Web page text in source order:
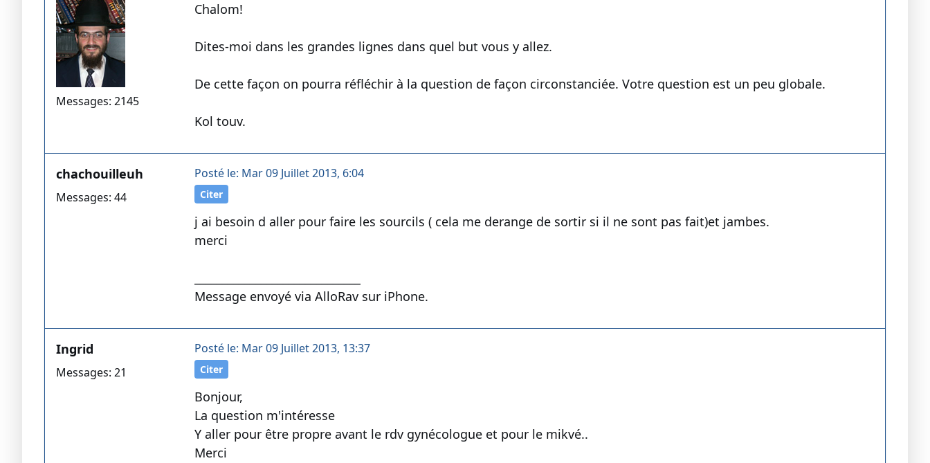
Messages: 2145
Chalom!
Dites-moi dans les grandes lignes dans quel but vous y allez.
De cette façon on pourra réfléchir à la question de façon circonstanciée. Votre question est un peu globale.
Kol touv.
chachouilleuh
Messages: 44
Posté le: Mar 09 Juillet 2013, 6:04
Citer
j ai besoin d aller pour faire les sourcils ( cela me derange de sortir si il ne sont pas fait)et jambes.
merci
Message envoyé via AlloRav sur iPhone.
Ingrid
Messages: 21
Posté le: Mar 09 Juillet 2013, 13:37
Citer
Bonjour,
La question m'intéresse
Y aller pour être propre avant le rdv gynécologue et pour le mikvé..
Merci